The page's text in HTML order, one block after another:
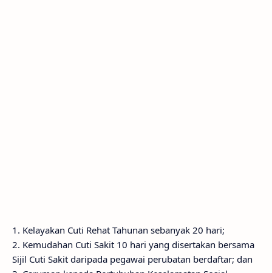
1. Kelayakan Cuti Rehat Tahunan sebanyak 20 hari;
2. Kemudahan Cuti Sakit 10 hari yang disertakan bersama
Sijil Cuti Sakit daripada pegawai perubatan berdaftar; dan